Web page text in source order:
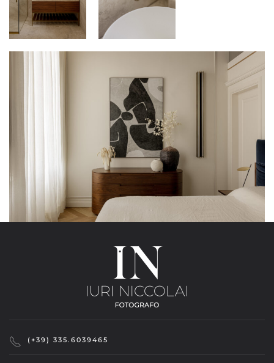
(+39) 335.6039465